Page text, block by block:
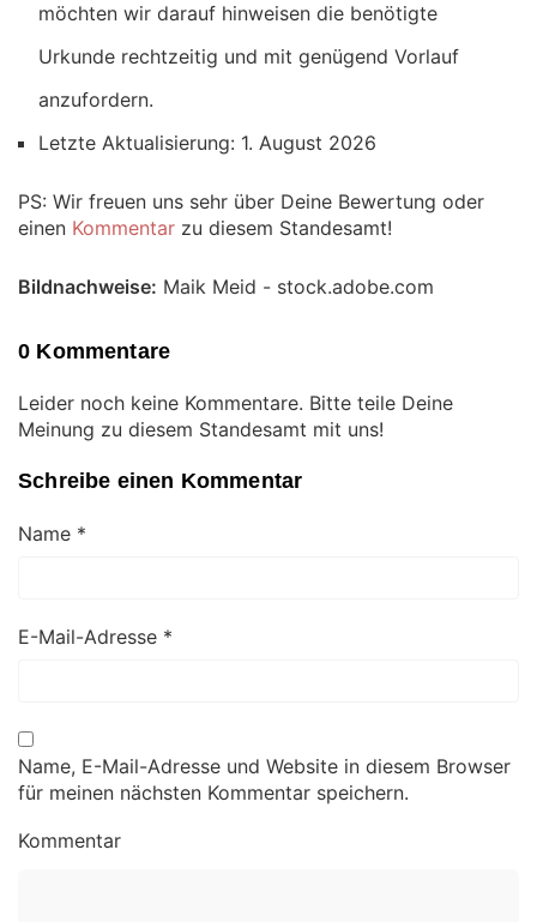
möchten wir darauf hinweisen die benötigte
Urkunde rechtzeitig und mit genügend Vorlauf
anzufordern.
Letzte Aktualisierung: 1. August 2026
PS: Wir freuen uns sehr über Deine Bewertung oder
einen Kommentar zu diesem Standesamt!
Bildnachweise: Maik Meid - stock.adobe.com
0 Kommentare
Leider noch keine Kommentare. Bitte teile Deine
Meinung zu diesem Standesamt mit uns!
Schreibe einen Kommentar
Name *
E-Mail-Adresse *
Name, E-Mail-Adresse und Website in diesem Browser
für meinen nächsten Kommentar speichern.
Kommentar